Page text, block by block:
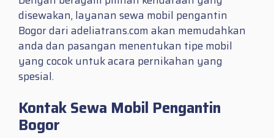
disewakan, layanan sewa mobil pengantin
Bogor dari adeliatrans.com akan memudahkan
anda dan pasangan menentukan tipe mobil
yang cocok untuk acara pernikahan yang
spesial.
Kontak Sewa Mobil Pengantin
Bogor